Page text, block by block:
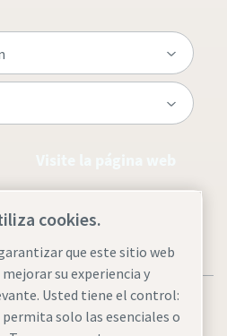
cookies.
que este sitio web
su experiencia y
Usted tiene el control:
solo las esenciales o